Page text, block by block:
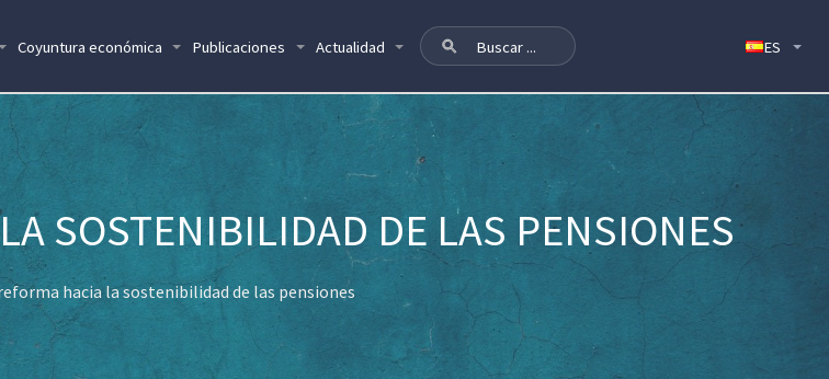
Coyuntura económica Publicaciones Actualidad
SOSTENIBILIDAD DE LAS PENSIONES
hacia la sostenibilidad de las pensiones